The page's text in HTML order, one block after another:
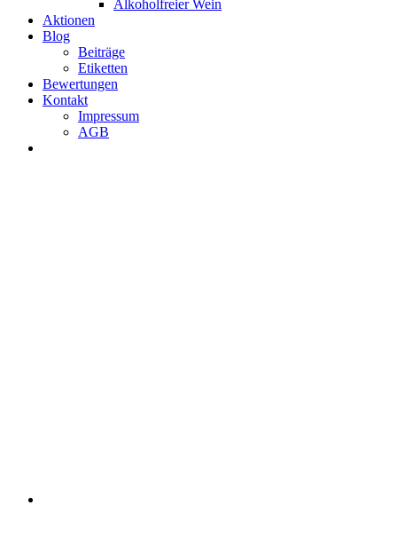
Alkoholfreier Wein
Aktionen
Blog
Beiträge
Etiketten
Bewertungen
Kontakt
Impressum
AGB